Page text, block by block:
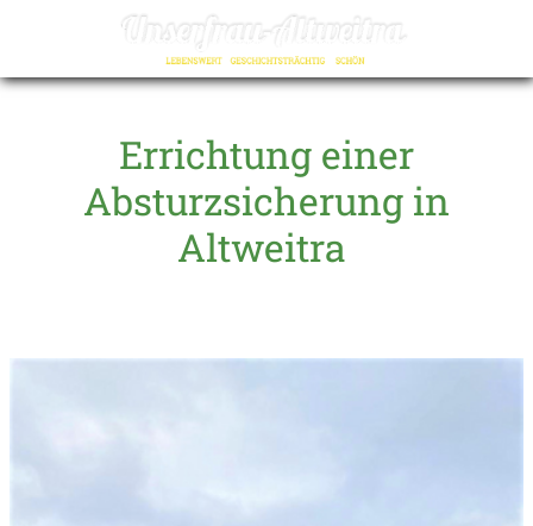
Errichtung einer
Absturzsicherung in
Altweitra